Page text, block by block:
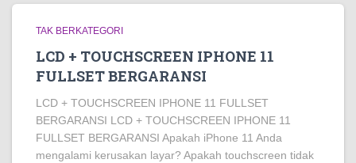
TAK BERKATEGORI
LCD + TOUCHSCREEN IPHONE 11
FULLSET BERGARANSI
LCD + TOUCHSCREEN IPHONE 11 FULLSET
BERGARANSI LCD + TOUCHSCREEN IPHONE 11
FULLSET BERGARANSI Apakah iPhone 11 Anda
mengalami kerusakan layar? Apakah touchscreen tidak